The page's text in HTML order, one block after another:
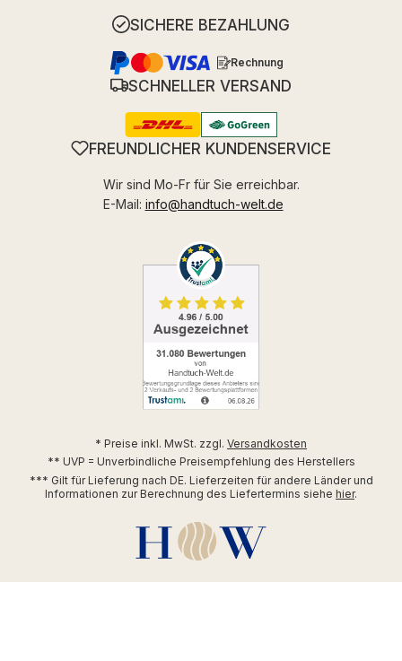
SICHERE BEZAHLUNG
Rechnung
SCHNELLER VERSAND
FREUNDLICHER KUNDENSERVICE
Wir sind Mo-Fr für Sie erreichbar.
E-Mail: info@handtuch-welt.de
* Preise inkl. MwSt. zzgl. Versandkosten
** UVP = Unverbindliche Preisempfehlung des Herstellers
*** Gilt für Lieferung nach DE. Lieferzeiten für andere Länder und
Informationen zur Berechnung des Liefertermins siehe hier.